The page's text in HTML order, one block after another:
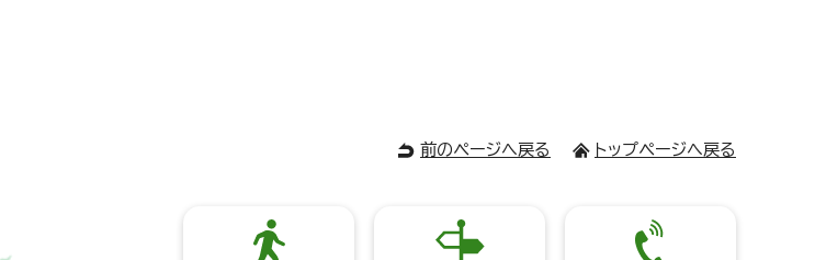
前のページへ戻る トップページへ戻る